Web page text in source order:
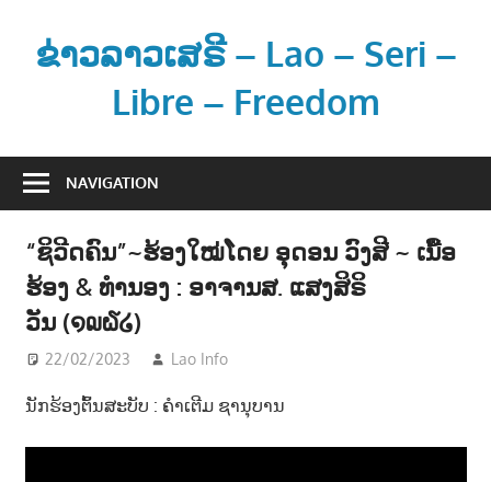
contentຂ່າວລາວເສຣີ – Lao – Seri –
Libre – Freedom
າ
ະ
ຂໍ້
ນ
ຂ່
NAVIGATION
“ຊິວີດຄົນ”~ຮ້ອງໃໝ່ໂດຍ ອຸດອນ ວົງສີ ~ ເນື້ອ
ຮ້ອງ & ທຳນອງ : ອາຈານສ. ແສງສິຣິ
ວັນ (໑໙໖໒)
22/02/2023 Lao Info
ນັກຮ້ອງຕົ້ນສະບັບ : ຄຳເຕີມ ຊານຸບານ